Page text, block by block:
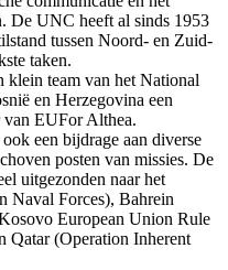
De UNC heeft al sinds 1953
tussen Noord- en Zuid-
taken.
klein team van het National
en Herzegovina een
EUFor Althea.
een bijdrage aan diverse
posten van missies. De
uitgezonden naar het
Naval Forces), Bahrein
European Union Rule
Qatar (Operation Inherent